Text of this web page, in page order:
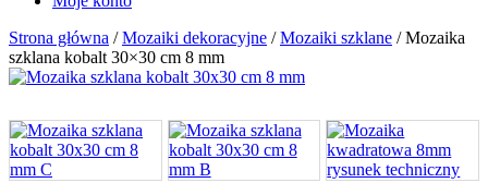
Strona główna /Mozaiki dekoracyjne /Mozaiki szklane / Mozaika
szklana kobalt 30×30 cm 8 mm